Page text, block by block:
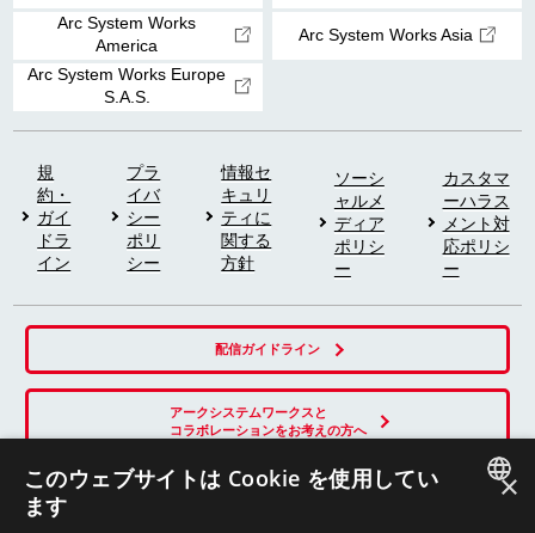
Arc System Works
America
Arc System Works Asia
Arc System Works Europe
S.A.S.
規
約・
ガイ
ドラ
イン
プラ
イバ
シー
ポリ
シー
情報セ
キュリ
ティに
関する
方針
ソーシ
ャルメ
ディア
ポリシ
ー
カスタマ
ーハラス
メント対
応ポリシ
ー
配信ガイドライン
アークシステムワークスと
コラボレーションをお考えの方へ
SNS
×
このウェブサイトは Cookie を使用してい
ます